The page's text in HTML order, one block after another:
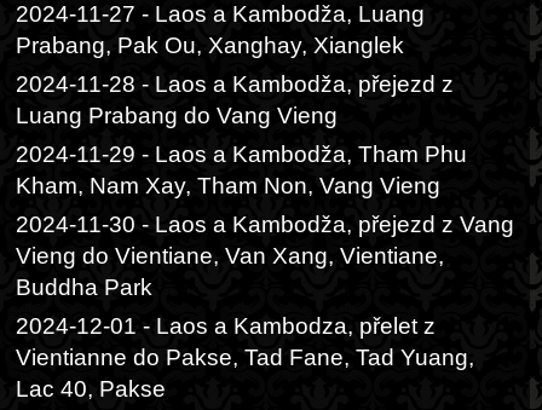
2024-11-27 - Laos a Kambodža, Luang
Prabang, Pak Ou, Xanghay, Xianglek
2024-11-28 - Laos a Kambodža, přejezd z
Luang Prabang do Vang Vieng
2024-11-29 - Laos a Kambodža, Tham Phu
Kham, Nam Xay, Tham Non, Vang Vieng
2024-11-30 - Laos a Kambodža, přejezd z Vang
Vieng do Vientiane, Van Xang, Vientiane,
Buddha Park
2024-12-01 - Laos a Kambodza, přelet z
Vientianne do Pakse, Tad Fane, Tad Yuang,
Lac 40, Pakse